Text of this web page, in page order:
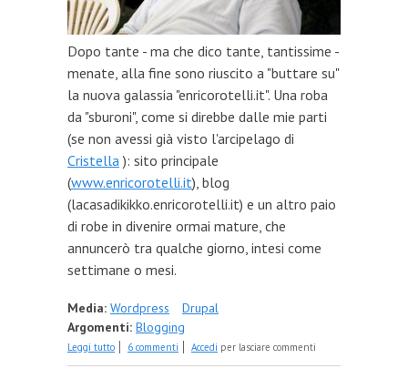
Dopo tante - ma che dico tante, tantissime -
menate, alla fine sono riuscito a "buttare su"
la nuova galassia "enricorotelli.it". Una roba
da "sburoni", come si direbbe dalle mie parti
(se non avessi già visto l'arcipelago di
Cristella): sito principale
(www.enricorotelli.it), blog
(lacasadikikko.enricorotelli.it) e un altro paio
di robe in divenire ormai mature, che
annuncerò tra qualche giorno, intesi come
settimane o mesi.
Media: Wordpress
Drupal
Argomenti: Blogging
Leggi tutto su Ecce sito
6 commenti Accedi per lasciare commenti